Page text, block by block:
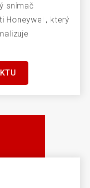
snímač
Honeywell, který